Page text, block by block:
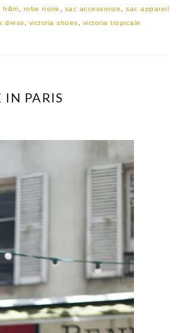
h&m robe noire sac accessorize
sac appareil
dress victoria shoes victoria tropicale
IN PARIS